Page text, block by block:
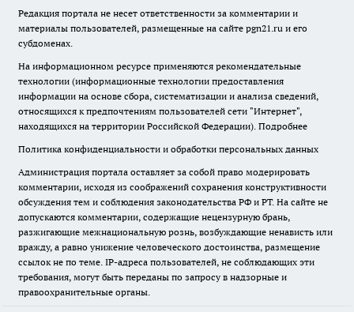
Редакция портала не несет ответственности за комментарии и
материалы пользователей, размещенные на сайте pgn21.ru и его
субдоменах.
На информационном ресурсе применяются рекомендательные
технологии (информационные технологии предоставления
информации на основе сбора, систематизации и анализа сведений,
относящихся к предпочтениям пользователей сети "Интернет",
находящихся на территории Российской Федерации). Подробнее
Политика конфиденциальности и обработки персональных данных
Администрация портала оставляет за собой право модерировать
комментарии, исходя из соображений сохранения конструктивности
обсуждения тем и соблюдения законодательства РФ и РТ. На сайте не
допускаются комментарии, содержащие нецензурную брань,
разжигающие межнациональную рознь, возбуждающие ненависть или
вражду, а равно унижение человеческого достоинства, размещение
ссылок не по теме. IP-адреса пользователей, не соблюдающих эти
требования, могут быть переданы по запросу в надзорные и
правоохранительные органы.